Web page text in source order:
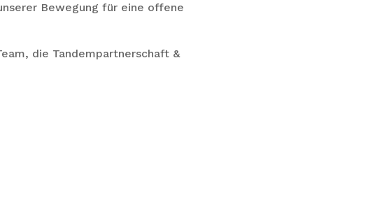
Bewegung für eine offene
die Tandempartnerschaft &